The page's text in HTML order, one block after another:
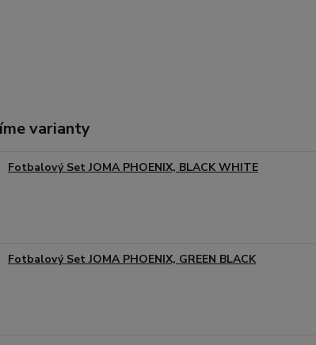
varianty
Fotbalový Set JOMA PHOENIX, BLACK WHITE
Fotbalový Set JOMA PHOENIX, GREEN BLACK